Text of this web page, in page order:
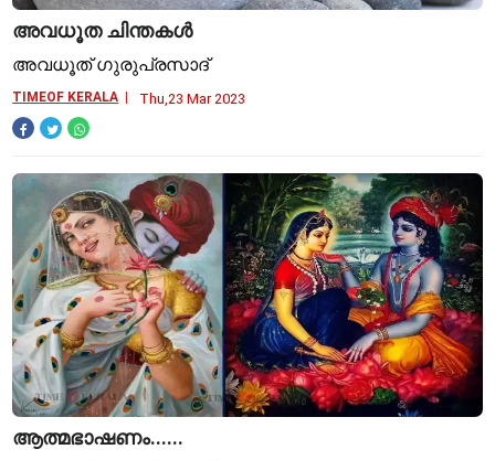
അവധൂത ചിന്തകള്‍
അവധൂത് ഗുരുപ്രസാദ്
TIMEOF KERALA Thu,23 Mar 2023
ആത്മഭാഷണം......